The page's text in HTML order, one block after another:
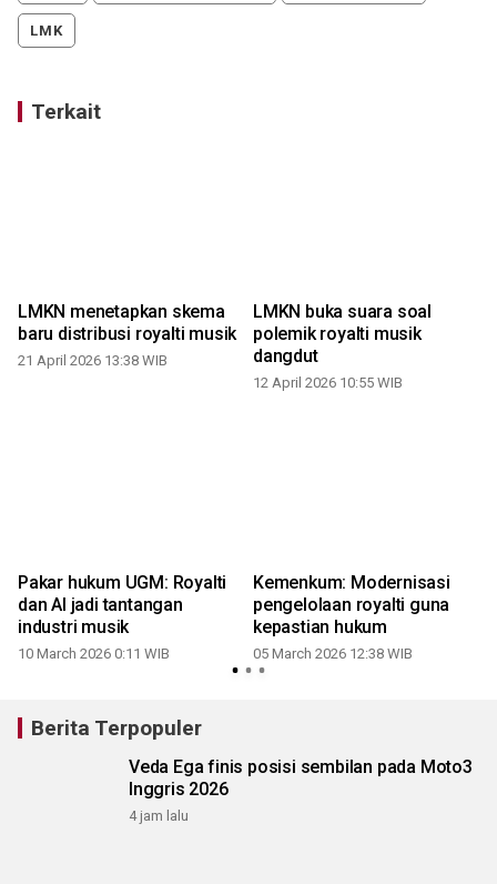
LMK
Terkait
LMKN menetapkan skema
baru distribusi royalti musik
21 April 2026 13:38 WIB
LMKN buka suara soal
polemik royalti musik
dangdut
12 April 2026 10:55 WIB
Pakar hukum UGM: Royalti
dan AI jadi tantangan
industri musik
10 March 2026 0:11 WIB
Kemenkum: Modernisasi
pengelolaan royalti guna
kepastian hukum
05 March 2026 12:38 WIB
Berita Terpopuler
Veda Ega finis posisi sembilan pada Moto3
Inggris 2026
4 jam lalu